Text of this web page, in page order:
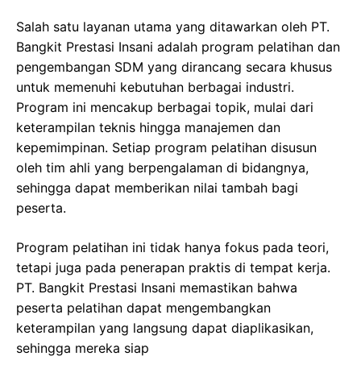
Salah satu layanan utama yang ditawarkan oleh PT.
Bangkit Prestasi Insani adalah program pelatihan dan
pengembangan SDM yang dirancang secara khusus
untuk memenuhi kebutuhan berbagai industri.
Program ini mencakup berbagai topik, mulai dari
keterampilan teknis hingga manajemen dan
kepemimpinan. Setiap program pelatihan disusun
oleh tim ahli yang berpengalaman di bidangnya,
sehingga dapat memberikan nilai tambah bagi
peserta.
Program pelatihan ini tidak hanya fokus pada teori,
tetapi juga pada penerapan praktis di tempat kerja.
PT. Bangkit Prestasi Insani memastikan bahwa
peserta pelatihan dapat mengembangkan
keterampilan yang langsung dapat diaplikasikan,
sehingga mereka siap